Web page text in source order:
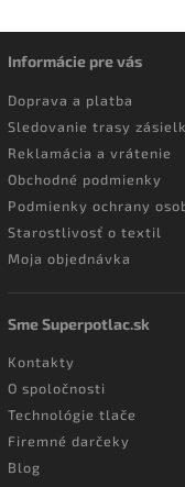
Informácie pre vás
Doprava a platba
Sledovanie trasy
Reklamácia a vrátenie
Obchodné podmienky
Podmienky ochrany
Starostlivosť o textil
Moja objednávka
Sme Superpotlac.sk
Kontakty
O spoločnosti
Technológie tlače
Firemné darčeky
Blog